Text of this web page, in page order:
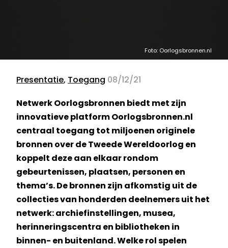
Foto: Oorlogsbronnen.nl
Presentatie, Toegang 08/12/21
Netwerk Oorlogsbronnen biedt met zijn
innovatieve platform Oorlogsbronnen.nl
centraal toegang tot miljoenen originele
bronnen over de Tweede Wereldoorlog en
koppelt deze aan elkaar rondom
gebeurtenissen, plaatsen, personen en
thema’s. De bronnen zijn afkomstig uit de
collecties van honderden deelnemers uit het
netwerk: archiefinstellingen, musea,
herinneringscentra en bibliotheken in
binnen- en buitenland. Welke rol spelen